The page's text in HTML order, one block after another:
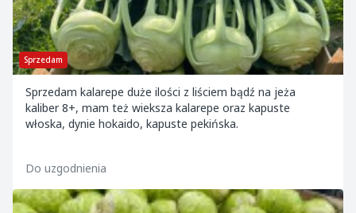
Sprzedam
Sprzedam kalarepe duże ilości z liściem bądź na jeża
kaliber 8+, mam też wieksza kalarepe oraz kapuste
włoska, dynie hokaido, kapuste pekińska.
Do uzgodnienia